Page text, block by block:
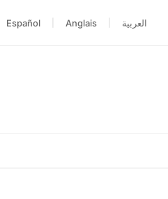
Español Anglais العربية